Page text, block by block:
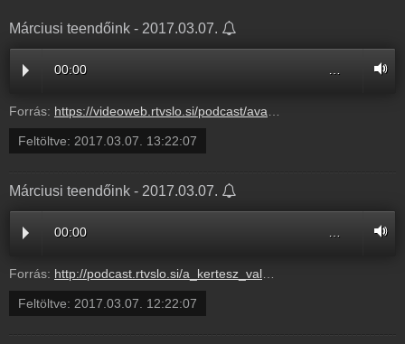
Márciusi teendőink - 2017.03.07.
00:00
Forrás: https://videoweb.rtvslo.si/podcast/ava_archive03/2017/03/07/Mrciusiteendink289965.mp3
Feltöltve: 2017.03.07. 13:22:07
Márciusi teendőink - 2017.03.07.
00:00
Forrás: http://podcast.rtvslo.si/a_kertesz_valaszol.xml#5af7d437e1cc93ac6fa6f6eb38f739cb
Feltöltve: 2017.03.07. 12:22:07